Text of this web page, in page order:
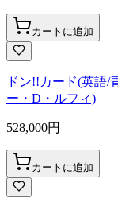
カートに追加
ドン!!カード(英語/
ー・D・ルフィ)
528,000円
カートに追加